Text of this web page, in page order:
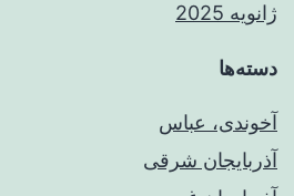
ژانویه 2025
دسته‌ها
آخوندی، عباس
آذربایجان شرقی